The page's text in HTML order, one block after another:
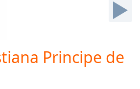
Principe de